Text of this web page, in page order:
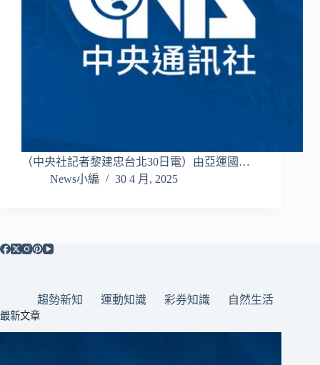
（中央社記者黎建忠台北30日電）由亞運國…
News小編
30 4 月, 2025
趨勢新知 運動知識 彩券知識 自然生活
最新文章